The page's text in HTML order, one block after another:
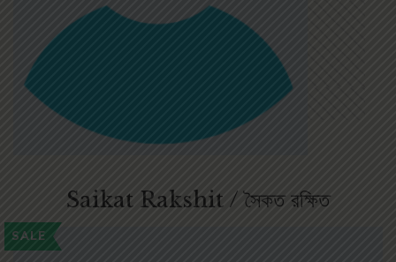
Saikat Rakshit / সৈকত রক্ষিত
SALE